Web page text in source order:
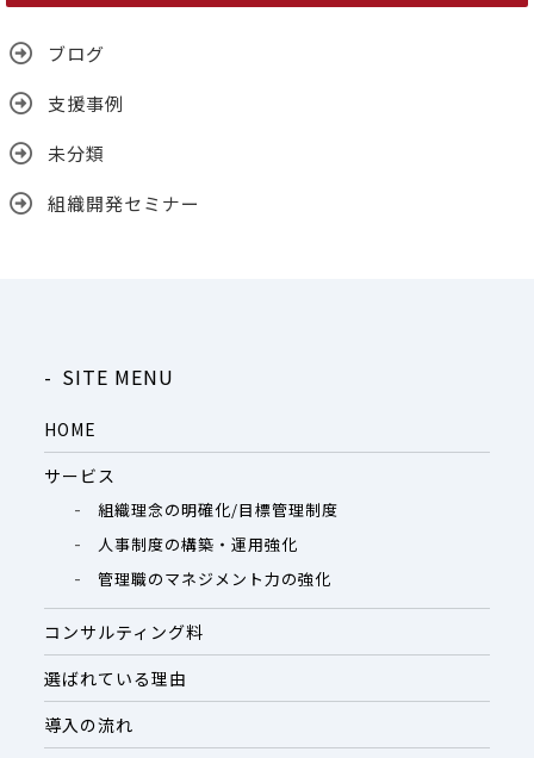
ブログ
支援事例
未分類
組織開発セミナー
SITE MENU
HOME
サービス
組織理念の明確化/目標管理制度
人事制度の構築・運用強化
管理職のマネジメント力の強化
コンサルティング料
選ばれている理由
導入の流れ